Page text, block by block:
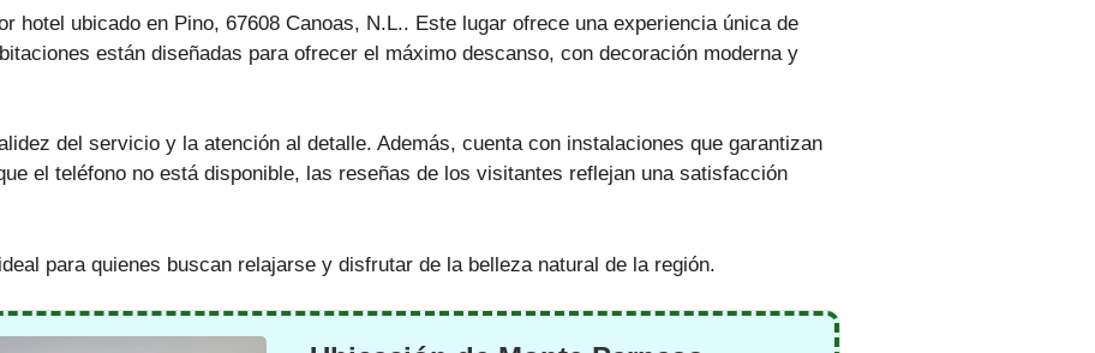
hotel ubicado en Pino, 67608 Canoas, N.L.. Este lugar ofrece una experiencia única de
están diseñadas para ofrecer el máximo descanso, con decoración moderna y
del servicio y la atención al detalle. Además, cuenta con instalaciones que garantizan
el teléfono no está disponible, las reseñas de los visitantes reflejan una satisfacción
para quienes buscan relajarse y disfrutar de la belleza natural de la región.